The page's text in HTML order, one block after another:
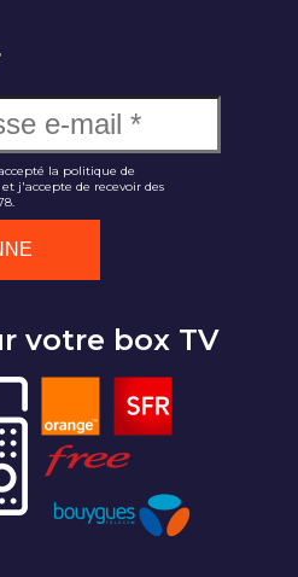
la politique de
j'accepte de recevoir des
votre box TV